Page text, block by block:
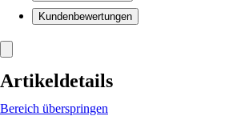
Kundenbewertungen
Artikeldetails
Bereich überspringen